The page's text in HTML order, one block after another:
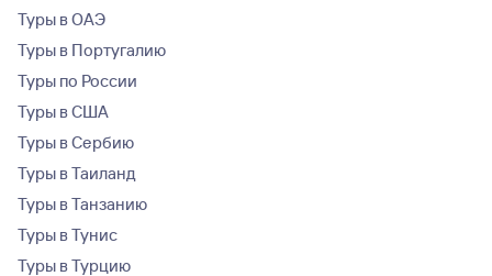
Туры в ОАЭ
Туры в Португалию
Туры по России
Туры в США
Туры в Сербию
Туры в Таиланд
Туры в Танзанию
Туры в Тунис
Туры в Турцию